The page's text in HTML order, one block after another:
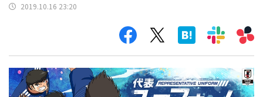
2019.10.16 23:20